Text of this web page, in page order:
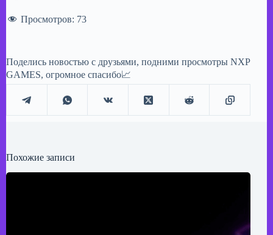
Просмотров: 73
Поделись новостью с друзьями, подними просмотры NXP
GAMES, огромное спасибо📈
Похожие записи